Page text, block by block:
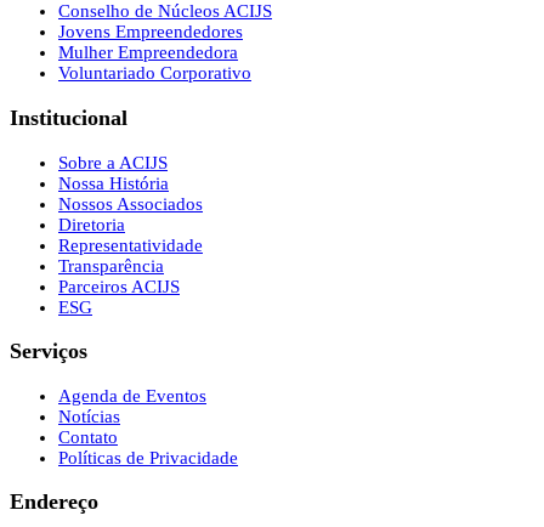
Conselho de Núcleos ACIJS
Jovens Empreendedores
Mulher Empreendedora
Voluntariado Corporativo
Institucional
Sobre a ACIJS
Nossa História
Nossos Associados
Diretoria
Representatividade
Transparência
Parceiros ACIJS
ESG
Serviços
Agenda de Eventos
Notícias
Contato
Políticas de Privacidade
Endereço